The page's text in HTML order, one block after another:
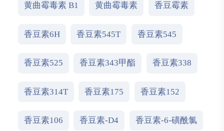
黄曲霉毒素 B1 黄曲霉毒素 香豆霉素
香豆素6H 香豆素545T 香豆素545
香豆素525 香豆素343甲酯 香豆素338
香豆素314T 香豆素175 香豆素152
香豆素106 香豆素-D4 香豆素-6-磺酰氯